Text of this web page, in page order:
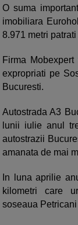
O suma
imobiliara
8.971 metri
Firma
expropriati pe
Bucuresti.
Autostrada A3
lunii iulie anul
autostrazii
amanata de mai
In luna aprilie
kilometri care
soseaua